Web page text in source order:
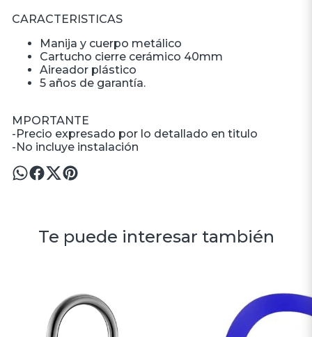
CARACTERISTICAS
Manija y cuerpo metálico
Cartucho cierre cerámico 40mm
Aireador plástico
5 años de garantía.
MPORTANTE
-Precio expresado por lo detallado en titulo
-No incluye instalación
Te puede interesar también